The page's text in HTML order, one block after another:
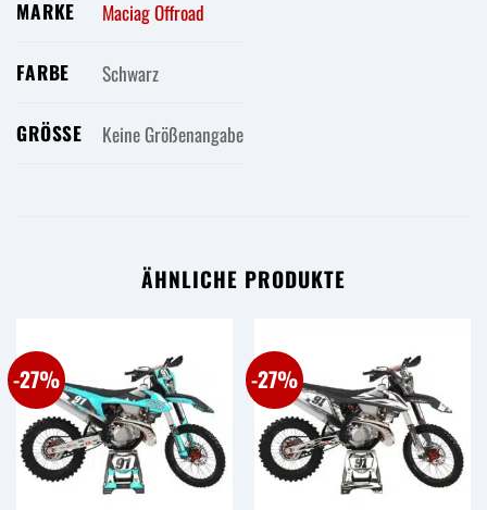
MARKE Maciag Offroad
FARBE Schwarz
GRÖSSE Keine Größenangabe
ÄHNLICHE PRODUKTE
-27% -27%